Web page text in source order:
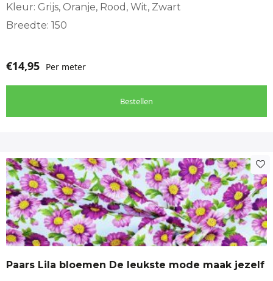
Kleur: Grijs, Oranje, Rood, Wit, Zwart
Breedte: 150
€14,95 Per meter
Bestellen
Paars Lila bloemen De leukste mode maak jezelf